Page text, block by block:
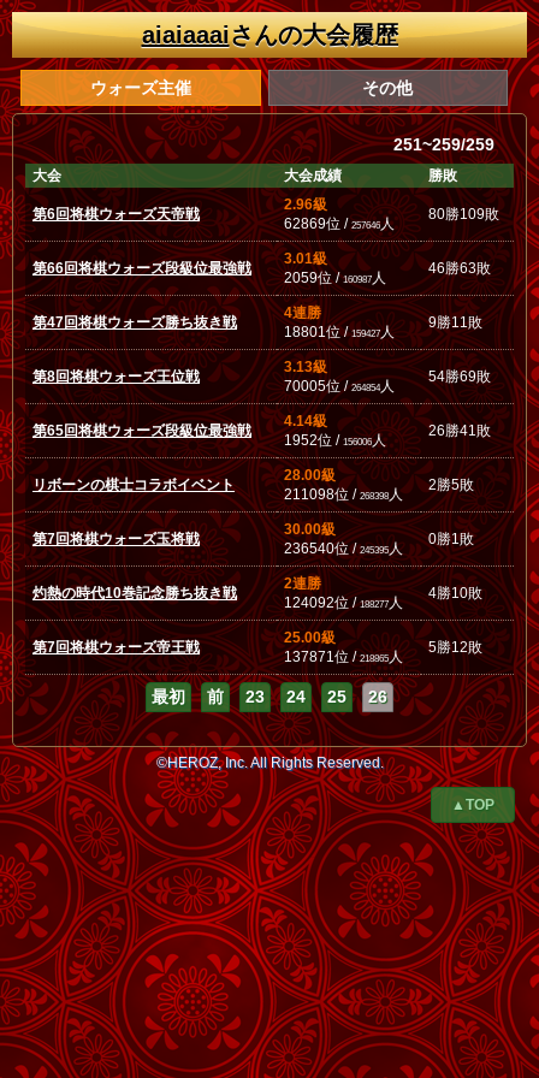
aiaiaaaiさんの大会履歴
ウォーズ主催 その他
251~259/259
大会 大会成績 勝敗
第6回将棋ウォーズ天帝戦
2.96級
62869位 /257646 人
80勝109敗
第66回将棋ウォーズ段級位最強戦
3.01級
2059位 /160987 人
46勝63敗
第47回将棋ウォーズ勝ち抜き戦
4連勝
18801位 /159427人
9勝11敗
第8回将棋ウォーズ王位戦
3.13級
70005位 /264854人
54勝69敗
第65回将棋ウォーズ段級位最強戦
4.14級
1952位 / 156006人
26勝41敗
リボーンの棋士コラボイベント
28.00級
211098位 / 268398 人
2勝5敗
第7回将棋ウォーズ玉将戦
30.00級
236540位 /245395人
0勝1敗
灼熱の時代10巻記念勝ち抜き戦
2連勝
124092位 /188277人
4勝10敗
第7回将棋ウォーズ帝王戦
25.00級
137871位 /218865人
5勝12敗
最初 前 23 24 25 26
©HEROZ, Inc. All Rights Reserved.
▲TOP